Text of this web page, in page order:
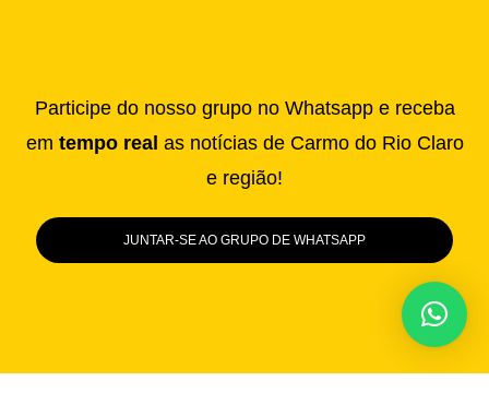
Participe do nosso grupo no Whatsapp e receba
em tempo real as notícias de Carmo do Rio Claro
e região!
JUNTAR-SE AO GRUPO DE WHATSAPP